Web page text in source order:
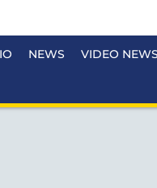
NEWS VIDEO NEWS